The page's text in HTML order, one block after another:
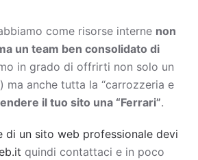
come risorse interne non
un team ben consolidato di
in grado di offrirti non solo un
ma anche tutta la “carrozzeria e
il tuo sito una “Ferrari”.
di un sito web professionale devi
quindi contattaci e in poco